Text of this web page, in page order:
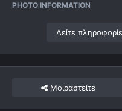
PHOTO INFORMATION
Δείτε
Μοιραστείτε